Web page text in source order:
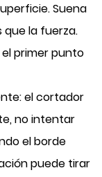
Suena
que la fuerza.
primer punto
el cortador
no intentar
el borde
puede tirar